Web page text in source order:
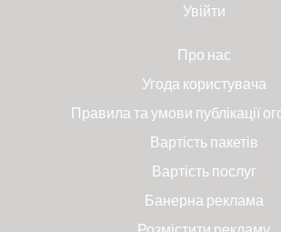
Увійти
Про нас
Угода користувача
Правила та умови публікації
Вартість пакетів
Вартість послуг
Банерна реклама
Розмістити рекламу